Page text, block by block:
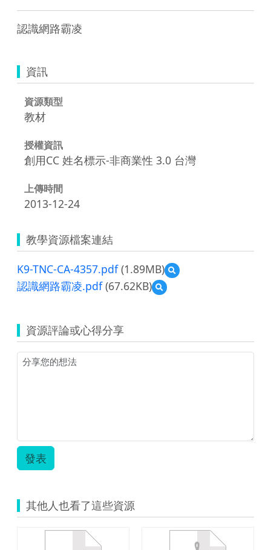
認識網路霸凌
資訊
資源類型
教材
授權資訊
創用CC 姓名標示-非商業性 3.0 台灣
上傳時間
2013-12-24
教學資源檔案連結
K9-TNC-CA-4357.pdf(1.89MB)
預
覽
認識網路霸凌.pdf(67.62KB)
預
覽
路
霸
資源評論或心得分享
發表
其他人也看了這些資源